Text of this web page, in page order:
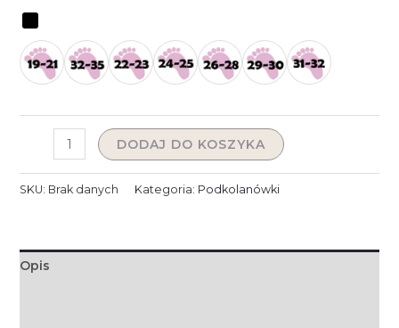
DODAJ DO KOSZYKA
SKU: Brak danych Kategoria: Podkolanówki
Opis